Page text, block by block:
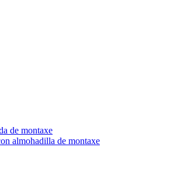
de montaxe
almohadilla de montaxe